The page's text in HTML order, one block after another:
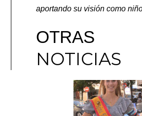
aportando su visión como
OTRAS
NOTICIAS